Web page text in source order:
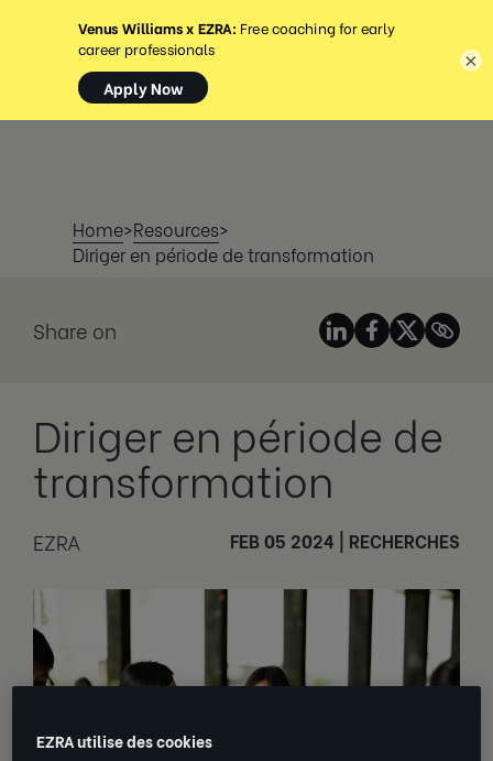
MENU
Home>Resources>
Diriger en période de transformation
Share on
Diriger en période de
transformation
EZRA FEB 05 2024 RECHERCHES
×
EZRA utilise des cookies